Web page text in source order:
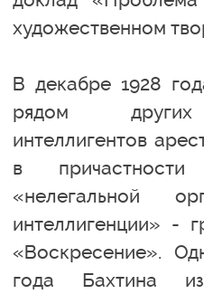
художественном
В декабре 1928
рядом других
интеллигентов
в
«нелегальной
интеллигенции» -
«Воскресение».
года Бахтина